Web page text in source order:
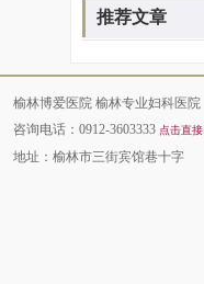
推荐文章
榆林博爱医院 榆林专业妇科医院
咨询电话：0912-3603333 点击直
地址：榆林市三街宾馆巷十字